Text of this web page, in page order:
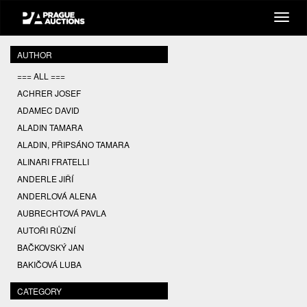
AUTHOR
=== ALL ===
ACHRER JOSEF
ADAMEC DAVID
ALADIN TAMARA
ALADIN, PŘIPSÁNO TAMARA
ALINARI FRATELLI
ANDERLE JIŘÍ
ANDERLOVÁ ALENA
AUBRECHTOVÁ PAVLA
AUTOŘI RŮZNÍ
BAČKOVSKÝ JAN
BAKIČOVÁ LUBA
BALCAR JIŘÍ
BALCAR KAREL
CATEGORY